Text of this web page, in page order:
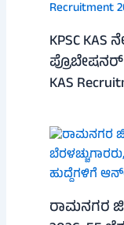
KPSC
ಪ್ರೊಬೇಷನರ್
KAS
ರಾಮನಗರ